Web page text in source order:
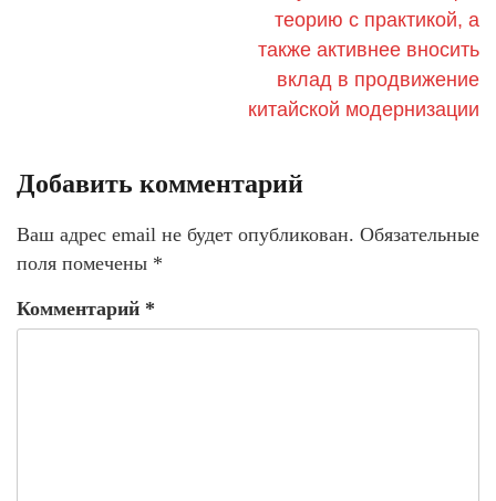
теорию с практикой, а
также активнее вносить
вклад в продвижение
китайской модернизации
Добавить комментарий
Ваш адрес email не будет опубликован. Обязательные
поля помечены *
Комментарий *